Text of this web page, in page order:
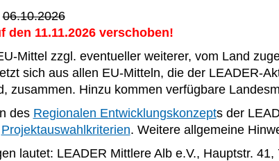
06.10.2026
11.11.2026 verschoben!
Mittel zzgl. eventueller weiterer, vom Land
sich aus allen EU-Mitteln, die der LEADER-
zusammen. Hinzu kommen verfügbare
des Regionalen Entwicklungskonzepts der
Projektauswahlkriterien. Weitere allgemeine
lautet: LEADER Mittlere Alb e.V., Hauptstr.